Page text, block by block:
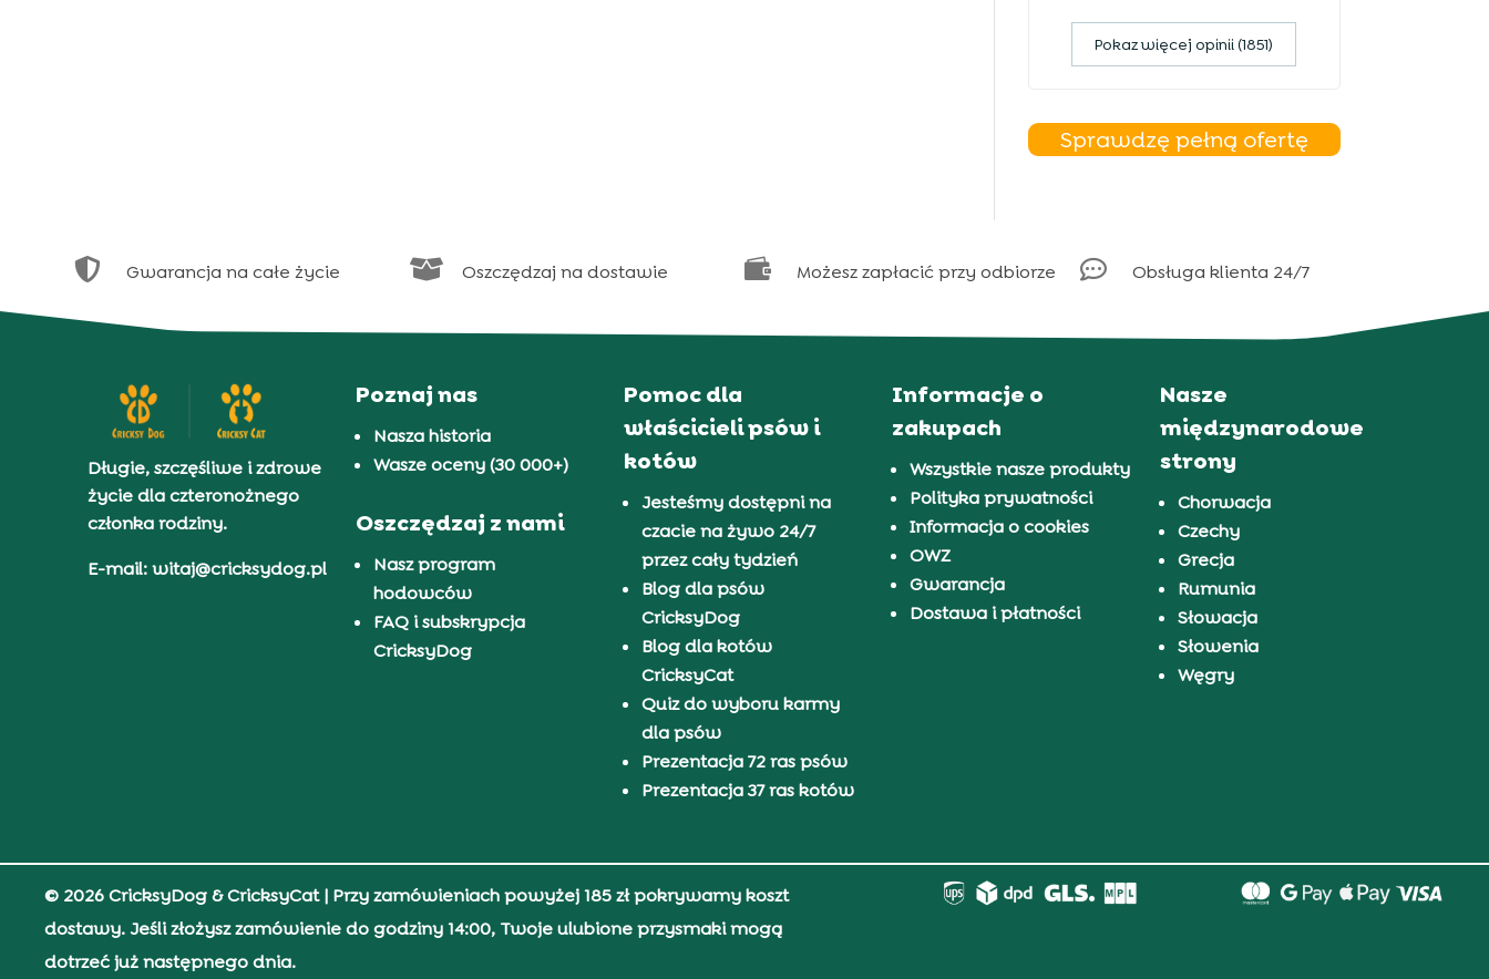
Pokaz więcej opinii (1851)
Sprawdzę pełną ofertę
 Gwarancja na całe życie  Oszczędzaj na dostawie  Możesz zapłacić przy odbiorze  Obsługa klienta 24/7
Długie, szczęśliwe i zdrowe
życie dla czteronożnego
członka rodziny.
E-mail: witaj@cricksydog.pl
Poznaj nas
Nasza historia
Wasze oceny (30 000+)
Oszczędzaj z nami
Nasz program
hodowców
FAQ i subskrypcja
CricksyDog
Pomoc dla
właścicieli psów i
kotów
Jesteśmy dostępni na
czacie na żywo 24/7
przez cały tydzień
Blog dla psów
CricksyDog
Blog dla kotów
CricksyCat
Quiz do wyboru karmy
dla psów
Prezentacja 72 ras psów
Prezentacja 37 ras kotów
Informacje o
zakupach
Wszystkie nasze produkty
Polityka prywatności
Informacja o cookies
OWZ
Gwarancja
Dostawa i płatności
Nasze
międzynarodowe
strony
Chorwacja
Czechy
Grecja
Rumunia
Słowacja
Słowenia
Węgry
© 2026 CricksyDog & CricksyCat| Przy zamówieniach powyżej 185 zł pokrywamy koszt
dostawy. Jeśli złożysz zamówienie do godziny 14:00, Twoje ulubione przysmaki mogą
dotrzeć już następnego dnia.